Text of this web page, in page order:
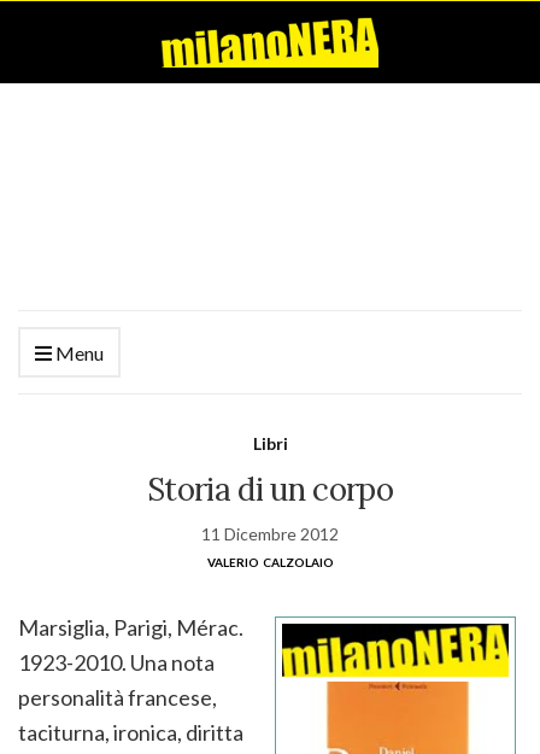
Menu
Libri
Storia di un corpo
11 Dicembre 2012
valerio calzolaio
Marsiglia, Parigi, Mérac.
1923-2010. Una nota
personalità francese,
taciturna, ironica, diritta